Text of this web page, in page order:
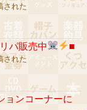
された
パ販売中 ■
された
ョンコーナーに